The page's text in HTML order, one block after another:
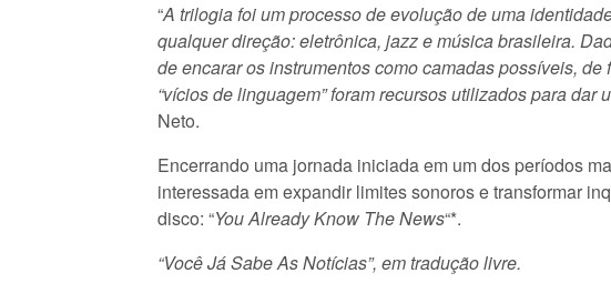
“A trilogia foi um processo de evolução de uma
qualquer direção: eletrônica, jazz e música brasileira.
de encarar os instrumentos como camadas possíveis,
“vícios de linguagem” foram recursos utilizados para
Neto.
Encerrando uma jornada iniciada em um dos períodos
interessada em expandir limites sonoros e transformar
disco: “You Already Know The News“*.
“Você Já Sabe As Notícias”, em tradução livre.